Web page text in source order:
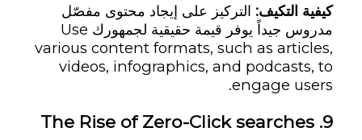
كيفية التكيف: التركيز على إيجاد محتوى مفصّل
مدروس جيداً يوفر قيمة حقيقية لجمهورك Use
various content formats, such as articles,
videos, infographics, and podcasts, to
engage users.
9.
The Rise of Zero-Click searches